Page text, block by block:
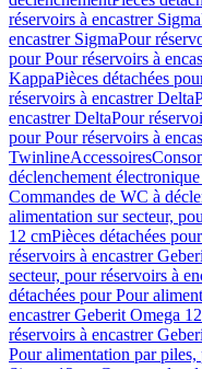
réservoirs à encastrer Sigma
encastrer SigmaPour
pour Pour réservoirs à
KappaPièces détachées
réservoirs à encastrer Delta
encastrer DeltaPour
pour Pour réservoirs à
TwinlineAccessoires
déclenchement
Commandes de WC à
alimentation sur secteur,
12 cmPièces détachées
réservoirs à encastrer
secteur, pour réservoirs à
détachées pour Pour
encastrer Geberit Omega
réservoirs à encastrer
Pour alimentation par piles,